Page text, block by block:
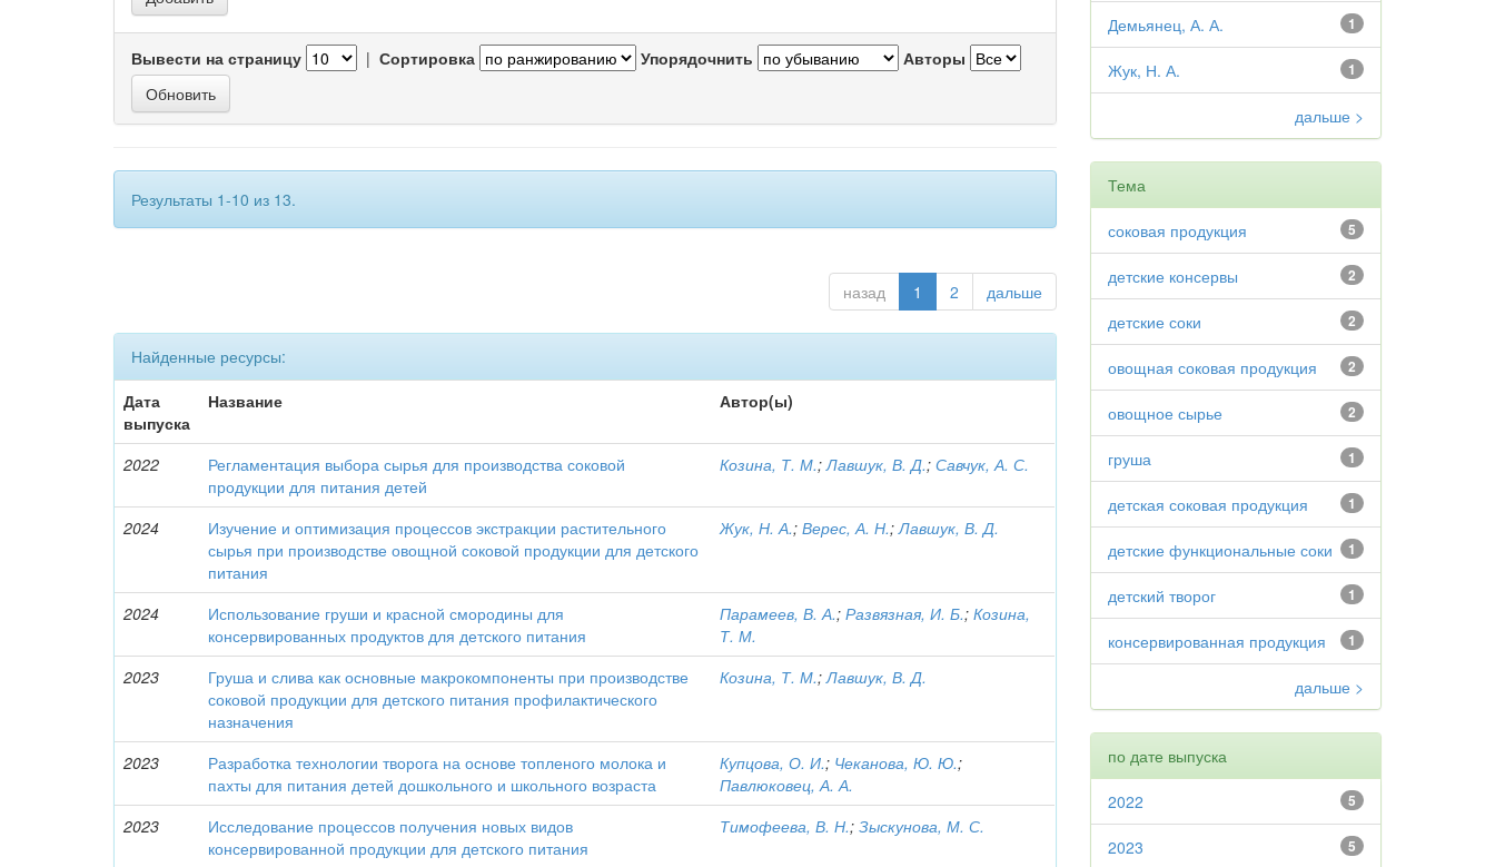
Вывести на страницу | Сортировка Упорядочнить Авторы
Результаты 1-10 из 13.
назад 1 2 дальше
Найденные ресурсы:
Дата
выпуска
Название Автор(ы)
2022
Регламентация выбора сырья для производства соковой
продукции для питания детей
Козина, Т. М.;Лавшук, В. Д.;Савчук, А. С.
2024
Изучение и оптимизация процессов экстракции растительного
сырья при производстве овощной соковой продукции для детского
питания
Жук, Н. А.;Верес, А. Н.;Лавшук, В. Д.
2024
Использование груши и красной смородины для
консервированных продуктов для детского питания
Парамеев, В. А.;Развязная, И. Б.;Козина,
Т. М.
2023
Груша и слива как основные макрокомпоненты при производстве
соковой продукции для детского питания профилактического
назначения
Козина, Т. М.;Лавшук, В. Д.
2023
Разработка технологии творога на основе топленого молока и
пахты для питания детей дошкольного и школьного возраста
Купцова, О. И.; Чеканова, Ю. Ю.;
Павлюковец, А. А.
2023
Исследование процессов получения новых видов
консервированной продукции для детского питания
Тимофеева, В. Н.;Зыскунова, М. С.
1
Демьянец, А. А.
1
Жук, Н. А.
дальше >
Тема
5
соковая продукция
2
детские консервы
2
детские соки
2
овощная соковая продукция
2
овощное сырье
1
груша
1
детская соковая продукция
1
детские функциональные соки
1
детский творог
1
консервированная продукция
дальше >
по дате выпуска
5
2022
5
2023